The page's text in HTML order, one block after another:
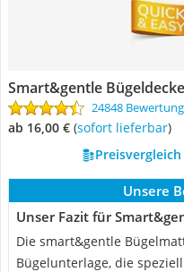
Smart&gentle Bügeldecke
24848
ab 16,00 € ( Sofort lieferbar)
Unsere
Unser Fazit für
Die smart&gentle
Bügelunterlage, die